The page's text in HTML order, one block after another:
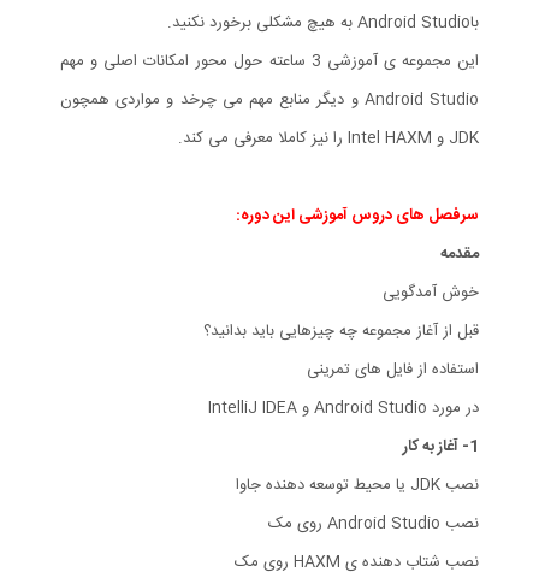
باAndroid Studio به هیچ مشکلی برخورد نکنید.
این مجموعه ی آموزشی 3 ساعته حول محور امکانات اصلی و مهم
Android Studio و دیگر منابع مهم می چرخد و مواردی همچون
JDK و Intel HAXM را نیز کاملا معرفی می کند.
سرفصل های دروس آموزشی این دوره:
مقدمه
خوش آمدگویی
قبل از آغاز مجموعه چه چیزهایی باید بدانید؟
استفاده از فایل های تمرینی
در مورد Android Studio و IntelliJ IDEA
1- آغاز به کار
نصب JDK یا محیط توسعه دهنده جاوا
نصب Android Studio روی مک
نصب شتاب دهنده ی HAXM روی مک